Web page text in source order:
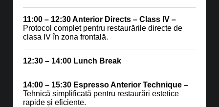
11:00 – 12:30Anterior Directs – Class IV –
Protocol complet pentru restaurările directe de
clasa IV în zona frontală.
12:30 – 14:00 Lunch Break
14:00 – 15:30 Espresso Anterior Technique –
Tehnică simplificată pentru restaurări estetice
rapide și eficiente.